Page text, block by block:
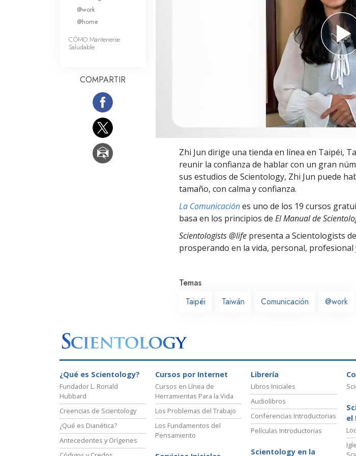
Zhi Jun dirige una tienda en línea en Taipéi,
reunir la confianza de hablar con un gran
sus estudios de Scientology, Zhi Jun puede
tamaño, con calma y confianza.
La Comunicaciónes uno de los 19 cursos
basa en los principios de El Manual de
Scientologists @life presenta a Scientologists
prosperando en la vida, personal, profesional
Temas
Taipéi
Taiwán Comunicación @work
@work
@home
CÓMO Mantenerse
Saludable
COMPARTIR
¿Qué es Scientology?
Fundador L. Ronald
Hubbard
Creencias de Scientology
¿Qué es Dianética?
Antecedentes y Orígenes
Cursos por Internet
Cursos en Línea de
Herramientas Para la Vida
Los Problemas del Trabajo
Los Fundamentos del
Pensamiento
Librería
Libros Iniciales
Audiolibros
Conferencias Introductorias
Películas Introductorias
Scientology en la
el